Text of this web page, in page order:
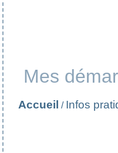
Mes
Accueil / Infos